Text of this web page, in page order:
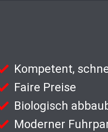
Kompetent,
Faire Preise
Biologisch
Moderner